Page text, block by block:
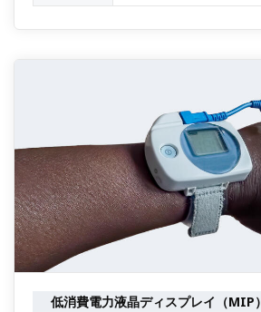
低消費電力液晶ディスプレイ（MIP）